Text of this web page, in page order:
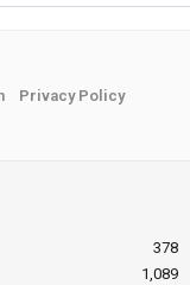
378
1,089
Privacy Policy